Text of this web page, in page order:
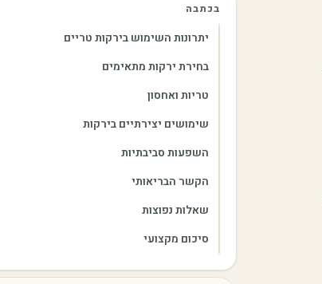
בכתבה
יתרונות השימוש בירקות טריים
בחירת ירקות מתאימים
טריות ואחסון
שימושים יצירתיים בירקות
השפעות סביבתיות
הקשר הבריאותי
שאלות נפוצות
סיכום מקצועי